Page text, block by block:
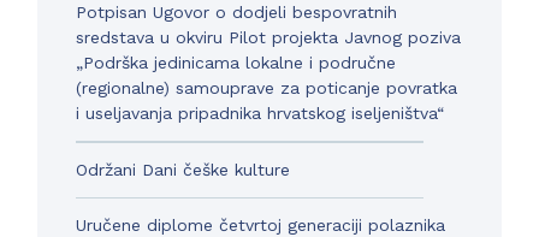
Potpisan Ugovor o dodjeli bespovratnih
sredstava u okviru Pilot projekta Javnog poziva
„Podrška jedinicama lokalne i područne
(regionalne) samouprave za poticanje povratka
i useljavanja pripadnika hrvatskog iseljeništva“
Održani Dani češke kulture
Uručene diplome četvrtoj generaciji polaznika